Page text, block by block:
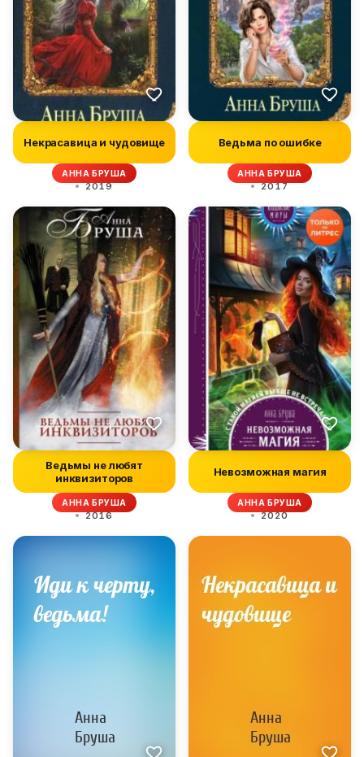
Некрасавица и чудовище
АННА БРУША
2019
Ведьма по ошибке
АННА БРУША
2017
Ведьмы не любят
инквизиторов
АННА БРУША
2016
Невозможная магия
АННА БРУША
2020